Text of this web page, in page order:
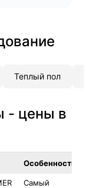
Теплый пол
- цены в
Особенность
Самый